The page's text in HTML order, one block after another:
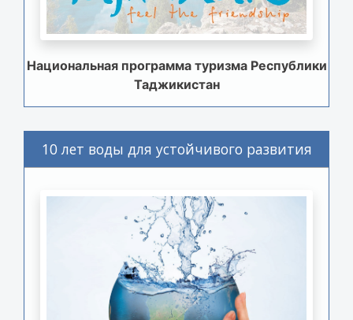
Национальная программа туризма Республики
Таджикистан
10 лет воды для устойчивого развития